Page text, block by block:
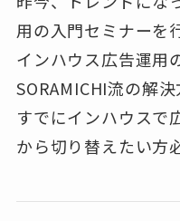
用の入門セミナーを
インハウス広告運用
SORAMICHI流の解
すでにインハウスで
から切り替えたい方